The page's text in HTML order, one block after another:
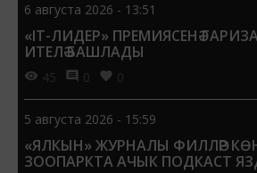
6 августа 2026 - 13:51
«IT-ЛИДЕР» ПРЕМИЯСЕНӘ
ИТЕЛӘ БАШЛАДЫ
45 0 0
5 августа 2026 - 15:59
«ЯЛКЫН» ЖУРНАЛЫ ФИЛЛӘР
ЗООПАРКТА АЧЫК ПОДКАСТ